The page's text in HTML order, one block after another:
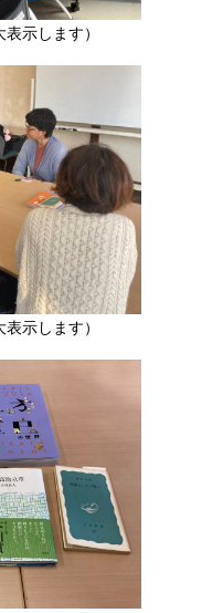
表示します）
表示します）